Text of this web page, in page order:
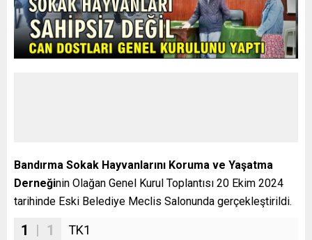
Bandırma Sokak Hayvanlarını Koruma ve Yaşatma
Derneğinin Olağan Genel Kurul Toplantısı 20 Ekim 2024
tarihinde Eski Belediye Meclis Salonunda gerçekleştirildi.
1 | 1 TK1